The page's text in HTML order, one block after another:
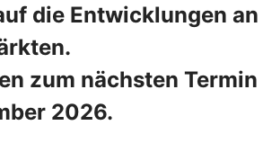
die Entwicklungen an
zum nächsten Termin
2026.